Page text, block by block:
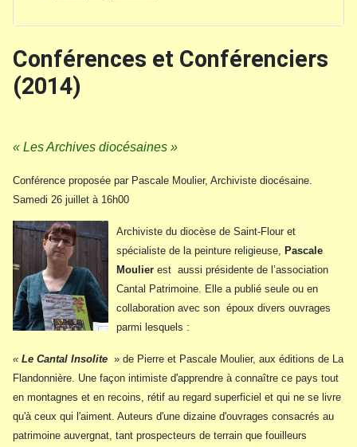
Conférences et Conférenciers
(2014)
« Les Archives diocésaines »
Conférence proposée par Pascale Moulier, Archiviste diocésaine.
Samedi 26 juillet à 16h00
Archiviste du diocèse de Saint-Flour et
spécialiste de la peinture religieuse, Pascale
Moulier est aussi présidente de l’association
Cantal Patrimoine. Elle a publié seule ou en
collaboration avec son époux divers ouvrages
parmi lesquels :
« Le Cantal Insolite » de Pierre et Pascale Moulier, aux éditions de La
Flandonnière. Une façon intimiste d'apprendre à connaître ce pays tout
en montagnes et en recoins, rétif au regard superficiel et qui ne se livre
qu'à ceux qui l'aiment. Auteurs d'une dizaine d'ouvrages consacrés au
patrimoine auvergnat, tant prospecteurs de terrain que fouilleurs